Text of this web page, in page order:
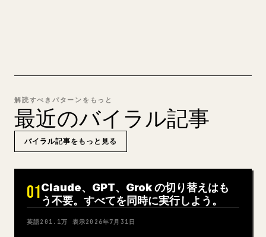
解読すべきパターンをもっと
最近のバイラル記事
バイラル記事をもっと見る
01Claude、GPT、Grok の切り替えはも
う不要。すべてを同時に実行しよう。
英語201.1万 表示2026年7月31日